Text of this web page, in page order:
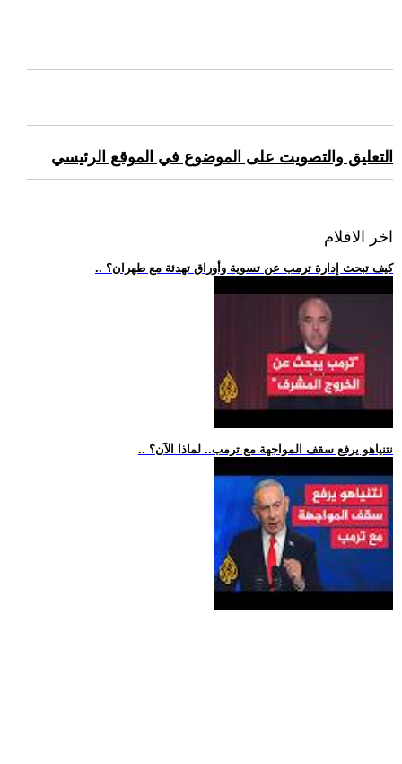
التعليق والتصويت على الموضوع في الموقع الرئيسي
اخر الافلام
.. كيف تبحث إدارة ترمب عن تسوية وأوراق تهدئة مع طهران؟
.. نتنياهو يرفع سقف المواجهة مع ترمب.. لماذا الآن؟